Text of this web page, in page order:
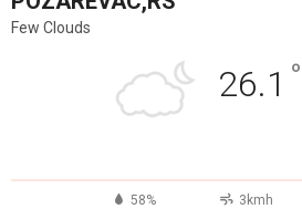
Few Clouds
26.1 °
58% 3kmh